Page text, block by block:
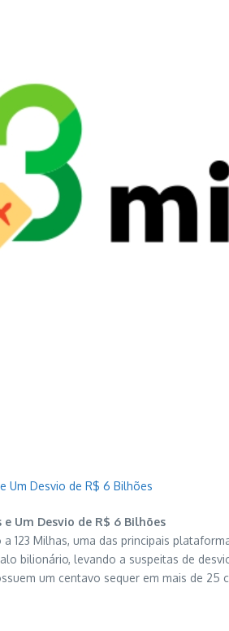
Um Desvio de R$ 6 Bilhões
Um Desvio de R$ 6 Bilhões
Milhas, uma das principais
bilionário, levando a suspeitas de
um centavo sequer em mais de